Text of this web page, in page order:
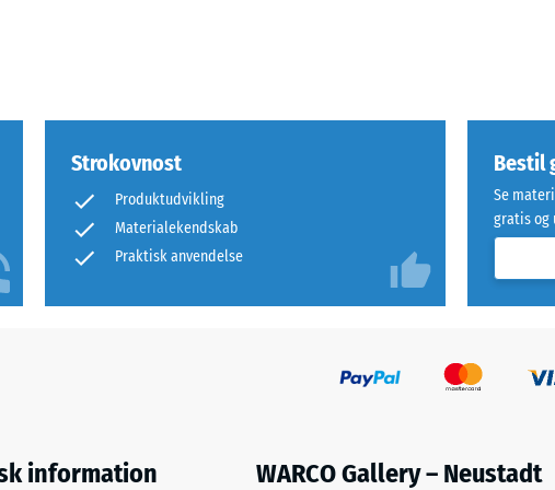
Strokovnost
Produktudvikling
Materialekendskab
Praktisk anvendelse
Bestil
Se
gratis og
information WARCO Gallery – Neustadt